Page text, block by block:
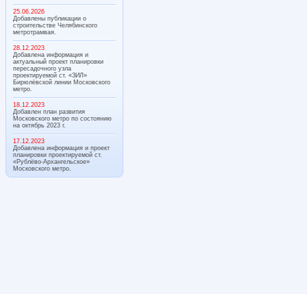
25.06.2026
Добавлены публикации о
строительстве Челябинского
метротрамвая.
28.12.2023
Добавлена информация и
актуальный проект планировки
пересадочного узла
проектируемой ст. «ЗИЛ»
Бирюлёвской линии Московского
метро.
18.12.2023
Добавлен план развития
Московского метро по состоянию
на октябрь 2023 г.
17.12.2023
Добавлена информация и проект
планировки проектируемой ст.
«Рублёво-Архангельское»
Московского метро.